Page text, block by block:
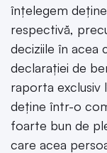
înțelegem
respectivă,
deciziile în acea
declarației de
raporta exclusiv
deține într-o
foarte bun de
care acea